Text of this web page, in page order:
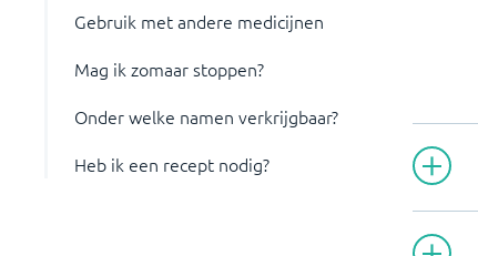
Gebruik met andere medicijnen
Mag ik zomaar stoppen?
Onder welke namen verkrijgbaar?
Heb ik een recept nodig?